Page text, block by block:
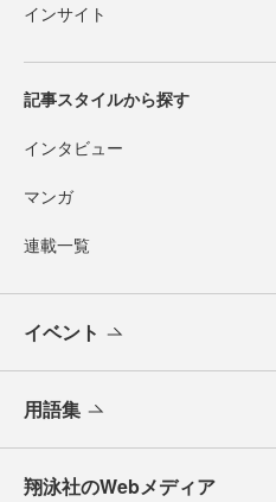
インサイト
記事スタイルから探す
インタビュー
マンガ
連載一覧
イベント
用語集
翔泳社のWebメディア